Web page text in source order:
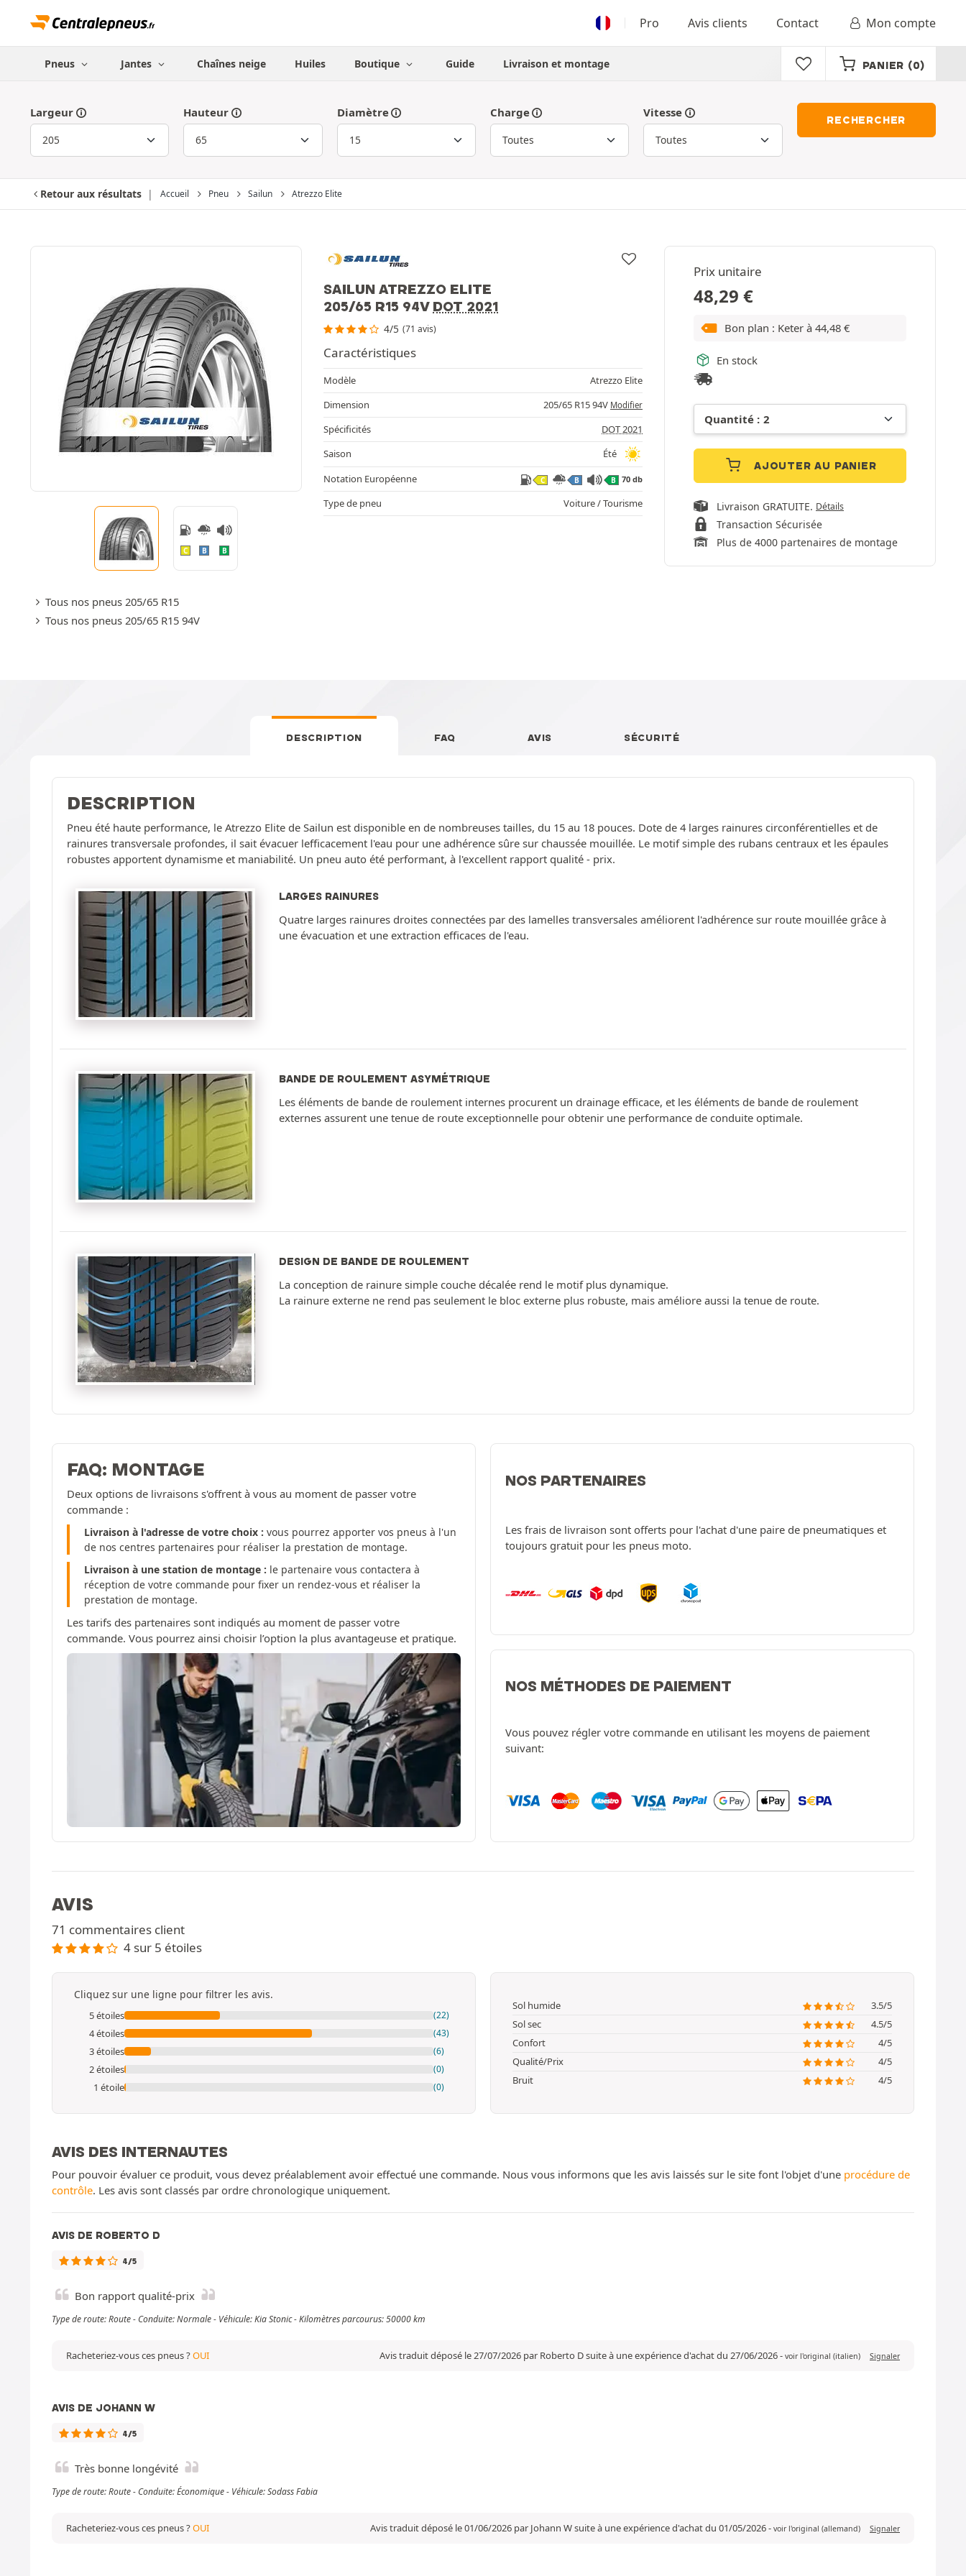
Pro Avis clients Contact Mon compte
Pneus Jantes Chaînes neige Huiles Boutique Guide Livraison et montage PANIER (0)
Largeur Hauteur Diamètre Charge Vitesse
RECHERCHER
Retour aux résultats Accueil Pneu Sailun Atrezzo Elite
SAILUN ATREZZO ELITE
205/65 R15 94V DOT 2021
4/5 (71 avis)
C B B
Tous nos pneus 205/65 R15
Tous nos pneus 205/65 R15 94V
Prix unitaire
48,29 €
Bon plan : Keter à 44,48 €
En stock
AJOUTER AU PANIER
Livraison GRATUITE. Détails
Transaction Sécurisée
Plus de 4000 partenaires de montage
Caractéristiques
Modèle
Atrezzo Elite
Dimension
205/65 R15 94V Modifier
Spécificités
DOT 2021
Saison
Été
Notation Européenne
C B B 70 db
Type de pneu Voiture / Tourisme
DESCRIPTION FAQ AVIS SÉCURITÉ
DESCRIPTION
Pneu été haute performance, le Atrezzo Elite de Sailun est disponible en de nombreuses tailles, du 15 au 18 pouces. Dote de 4 larges rainures circonférentielles et de
rainures transversale profondes, il sait évacuer lefficacement l'eau pour une adhérence sûre sur chaussée mouillée. Le motif simple des rubans centraux et les épaules
robustes apportent dynamisme et maniabilité. Un pneu auto été performant, à l'excellent rapport qualité - prix.
LARGES RAINURES
Quatre larges rainures droites connectées par des lamelles transversales améliorent l'adhérence sur route mouillée grâce à
une évacuation et une extraction efficaces de l'eau.
BANDE DE ROULEMENT ASYMÉTRIQUE
Les éléments de bande de roulement internes procurent un drainage efficace, et les éléments de bande de roulement
externes assurent une tenue de route exceptionnelle pour obtenir une performance de conduite optimale.
DESIGN DE BANDE DE ROULEMENT
La conception de rainure simple couche décalée rend le motif plus dynamique.
La rainure externe ne rend pas seulement le bloc externe plus robuste, mais améliore aussi la tenue de route.
FAQ: MONTAGE
Deux options de livraisons s'offrent à vous au moment de passer votre
commande :
Livraison à l'adresse de votre choix : vous pourrez apporter vos pneus à l'un
de nos centres partenaires pour réaliser la prestation de montage.
Livraison à une station de montage : le partenaire vous contactera à
réception de votre commande pour fixer un rendez-vous et réaliser la
prestation de montage.
Les tarifs des partenaires sont indiqués au moment de passer votre
commande. Vous pourrez ainsi choisir l’option la plus avantageuse et pratique.
NOS PARTENAIRES
Les frais de livraison sont offerts pour l'achat d'une paire de pneumatiques et
toujours gratuit pour les pneus moto.
NOS MÉTHODES DE PAIEMENT
Vous pouvez régler votre commande en utilisant les moyens de paiement
suivant:
AVIS
71 commentaires client
4 sur 5 étoiles
Cliquez sur une ligne pour filtrer les avis.
5 étoiles (22)
4 étoiles (43)
3 étoiles (6)
2 étoiles (0)
1 étoile (0)
Sol humide
3.5/5
Sol sec
4.5/5
Confort
4/5
Qualité/Prix
4/5
Bruit
4/5
AVIS DES INTERNAUTES
Pour pouvoir évaluer ce produit, vous devez préalablement avoir effectué une commande. Nous vous informons que les avis laissés sur le site font l'objet d'une procédure de
contrôle. Les avis sont classés par ordre chronologique uniquement.
AVIS DE ROBERTO D
4/5
Bon rapport qualité-prix
Type de route: Route - Conduite: Normale - Véhicule: Kia Stonic - Kilomètres parcourus: 50000 km
Avis traduit déposé le 27/07/2026 par Roberto D suite à une expérience d'achat du 27/06/2026- voir l'original (italien) Signaler
Racheteriez-vous ces pneus ?OUI
AVIS DE JOHANN W
4/5
Très bonne longévité
Type de route: Route - Conduite: Économique - Véhicule: Sodass Fabia
Avis traduit déposé le 01/06/2026 par Johann W suite à une expérience d'achat du 01/05/2026- voir l'original (allemand) Signaler
Racheteriez-vous ces pneus ?OUI